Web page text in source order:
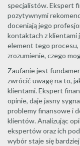
specjalistów. Ekspert
pozytywnymi
doceniają jego
kontaktach z klientami
element tego procesu,
zrozumienie, czego
Zaufanie jest
zwrócić uwagę na to,
klientami. Ekspert
opinie, daje jasny
problemy finansowe i
klientów. Analizując
ekspertów oraz ich
wybór staje się